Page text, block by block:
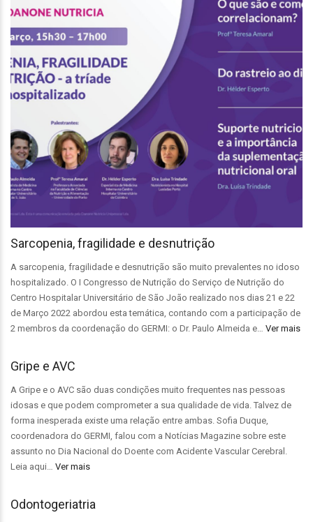
Sarcopenia, fragilidade e desnutrição
A sarcopenia, fragilidade e desnutrição são muito prevalentes no idoso
hospitalizado. O I Congresso de Nutrição do Serviço de Nutrição do
Centro Hospitalar Universitário de São João realizado nos dias 21 e 22
de Março 2022 abordou esta temática, contando com a participação de
2 membros da coordenação do GERMI: o Dr. Paulo Almeida e… Ver mais
Gripe e AVC
A Gripe e o AVC são duas condições muito frequentes nas pessoas
idosas e que podem comprometer a sua qualidade de vida. Talvez de
forma inesperada existe uma relação entre ambas. Sofia Duque,
coordenadora do GERMI, falou com a Notícias Magazine sobre este
assunto no Dia Nacional do Doente com Acidente Vascular Cerebral.
Leia aqui… Ver mais
Odontogeriatria